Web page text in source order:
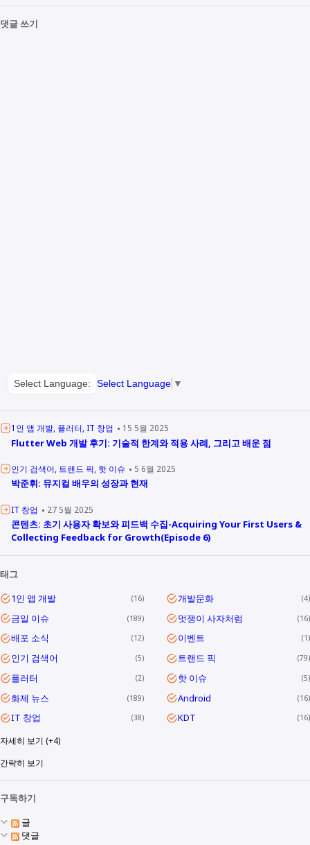
댓글 쓰기
Select Language: Select Language ▼
1인 앱 개발 플러터 IT 창업 15 5월 2025
Flutter Web 개발 후기: 기술적 한계와 적용 사례, 그리고 배운 점
인기 검색어 트랜드 픽 핫 이슈 5 6월 2025
박준휘: 뮤지컬 배우의 성장과 현재
IT 창업 27 5월 2025
콘텐츠: 초기 사용자 확보와 피드백 수집-Acquiring Your First Users &
Collecting Feedback for Growth(Episode 6)
태그
1인 앱 개발
16 개발문화 4
금일 이슈 189 멋쟁이 사자처럼 16
배포 소식 12 이벤트 1
인기 검색어 5 트랜드 픽 79
플러터 2 핫 이슈 5
화제 뉴스 189 Android 16
IT 창업 38 KDT 16
자세히 보기 (+4)
간략히 보기
구독하기
글
댓글